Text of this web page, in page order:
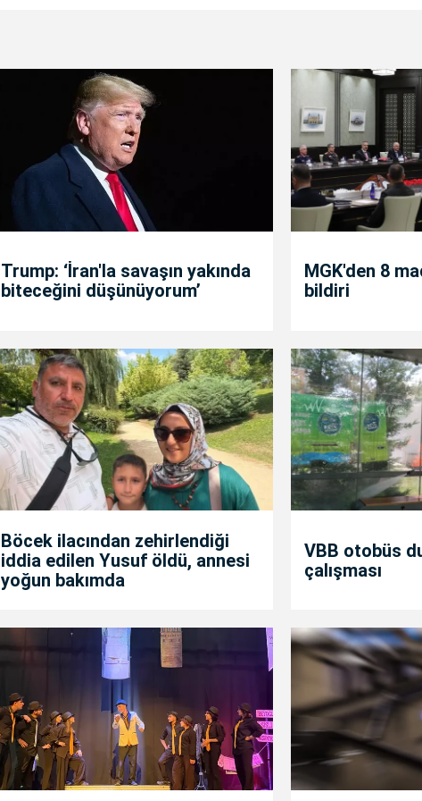
Trump: ‘İran'la savaşın yakında
biteceğini düşünüyorum’
MGK'den 8
bildiri
Böcek ilacından zehirlendiği
iddia edilen Yusuf öldü, annesi
yoğun bakımda
VBB otobüs
çalışması